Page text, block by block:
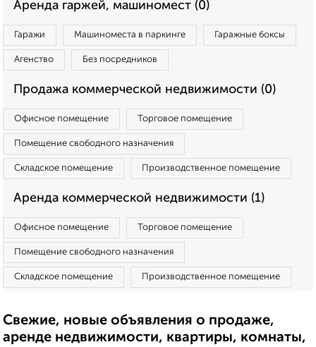
Аренда гаржей, машиномест (0)
Гаражи Машиноместа в паркинге Гаражные боксы
Агенство Без посредников
Продажа коммерческой недвижимости (0)
Офисное помещение Торговое помещение
Помещение свободного назначения
Складское помещение Производственное помещение
Аренда коммерческой недвижимости (1)
Офисное помещение Торговое помещение
Помещение свободного назначения
Складское помещение Производственное помещение
Свежие, новые объявления о продаже,
аренде недвижимости, квартиры, комнаты,